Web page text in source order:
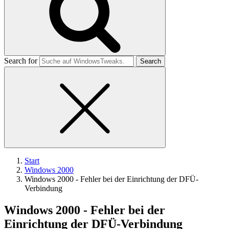
Search for
Start
Windows 2000
Windows 2000 - Fehler bei der Einrichtung der DFÜ-
Verbindung
Windows 2000 - Fehler bei der
Einrichtung der DFÜ-Verbindung